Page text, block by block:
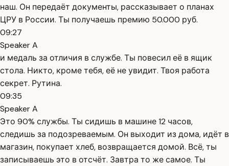
наш. Он передаёт документы, рассказывает о планах
ЦРУ в России. Ты получаешь премию 50.000 руб.
09:27
Speaker A
и медаль за отличия в службе. Ты повесил её в ящик
стола. Никто, кроме тебя, её не увидит. Твоя работа
секрет. Рутина.
09:35
Speaker A
Это 90% службы. Ты сидишь в машине 12 часов,
следишь за подозреваемым. Он выходит из дома, идёт в
магазин, покупает хлеб, возвращается домой. Всё, ты
записываешь это в отсчёт. Завтра то же самое. Ты